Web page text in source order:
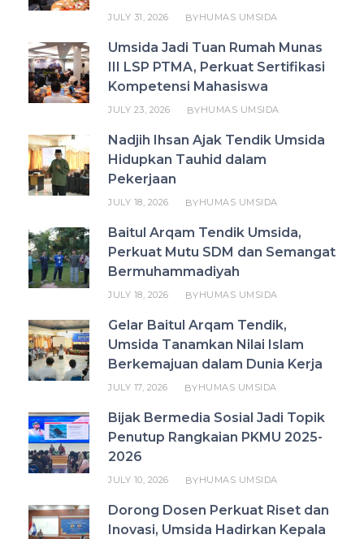
JULY 31, 2026 BYHUMAS UMSIDA
Umsida Jadi Tuan Rumah Munas
III LSP PTMA, Perkuat Sertifikasi
Kompetensi Mahasiswa
JULY 23, 2026 BYHUMAS UMSIDA
Nadjih Ihsan Ajak Tendik Umsida
Hidupkan Tauhid dalam
Pekerjaan
JULY 18, 2026 BYHUMAS UMSIDA
Baitul Arqam Tendik Umsida,
Perkuat Mutu SDM dan Semangat
Bermuhammadiyah
JULY 18, 2026 BYHUMAS UMSIDA
Gelar Baitul Arqam Tendik,
Umsida Tanamkan Nilai Islam
Berkemajuan dalam Dunia Kerja
JULY 17, 2026 BYHUMAS UMSIDA
Bijak Bermedia Sosial Jadi Topik
Penutup Rangkaian PKMU 2025-
2026
JULY 10, 2026 BYHUMAS UMSIDA
Dorong Dosen Perkuat Riset dan
Inovasi, Umsida Hadirkan Kepala